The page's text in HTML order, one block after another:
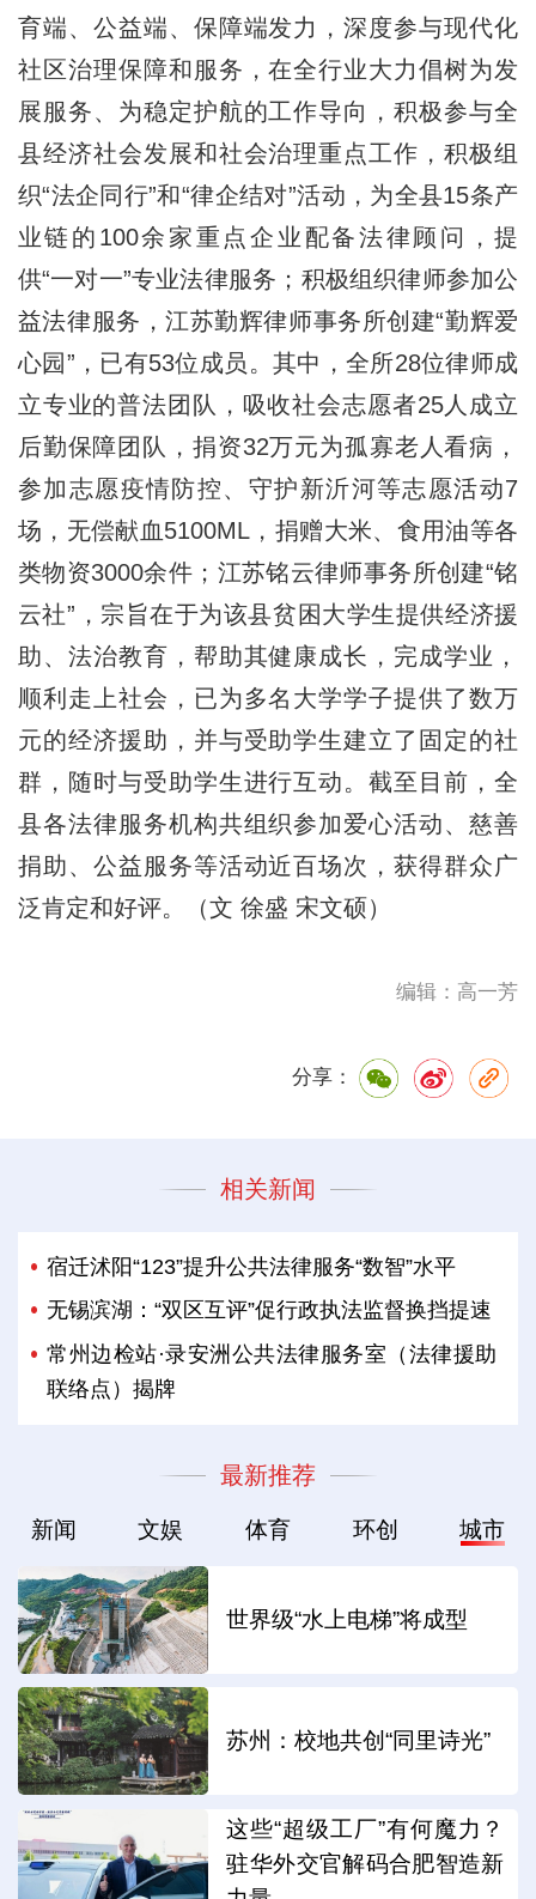
育端、公益端、保障端发力，深度参与现代化
社区治理保障和服务，在全行业大力倡树为发
展服务、为稳定护航的工作导向，积极参与全
县经济社会发展和社会治理重点工作，积极组
织“法企同行”和“律企结对”活动，为全县15条产
业链的100余家重点企业配备法律顾问，提
供“一对一”专业法律服务；积极组织律师参加公
益法律服务，江苏勤辉律师事务所创建“勤辉爱
心园”，已有53位成员。其中，全所28位律师成
立专业的普法团队，吸收社会志愿者25人成立
后勤保障团队，捐资32万元为孤寡老人看病，
参加志愿疫情防控、守护新沂河等志愿活动7
场，无偿献血5100ML，捐赠大米、食用油等各
类物资3000余件；江苏铭云律师事务所创建“铭
云社”，宗旨在于为该县贫困大学生提供经济援
助、法治教育，帮助其健康成长，完成学业，
顺利走上社会，已为多名大学学子提供了数万
元的经济援助，并与受助学生建立了固定的社
群，随时与受助学生进行互动。截至目前，全
县各法律服务机构共组织参加爱心活动、慈善
捐助、公益服务等活动近百场次，获得群众广
泛肯定和好评。（文 徐盛 宋文硕）
编辑：高一芳
分享：
相关新闻
宿迁沭阳“123”提升公共法律服务“数智”水平
无锡滨湖：“双区互评”促行政执法监督换挡提速
常州边检站·录安洲公共法律服务室（法律援助
联络点）揭牌
最新推荐
新闻 文娱 体育 环创 城市
世界级“水上电梯”将成型
苏州：校地共创“同里诗光”
这些“超级工厂”有何魔力？
驻华外交官解码合肥智造新